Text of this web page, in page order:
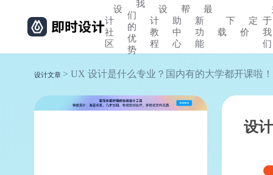
设
计
社
区
我
们
的
优
势
设
计
教
程
帮
助
中
心
最
新
功
能
下
载
定
价
于
我
们
设计文章 > UX 设计是什么专业？国内有的大学都开课啦！
设